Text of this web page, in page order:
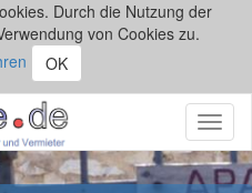
Durch die Nutzung der
von Cookies zu.
OK